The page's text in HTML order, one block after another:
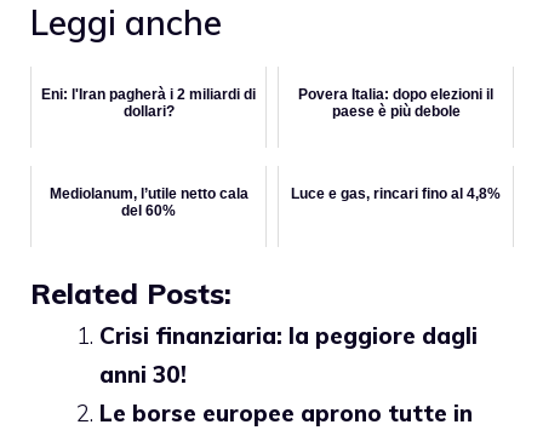
Leggi anche
Eni: l'Iran pagherà i 2 miliardi di
dollari?
Povera Italia: dopo elezioni il
paese è più debole
Mediolanum, l’utile netto cala
del 60%
Luce e gas, rincari fino al 4,8%
Related Posts:
Crisi finanziaria: la peggiore dagli
anni 30!
Le borse europee aprono tutte in